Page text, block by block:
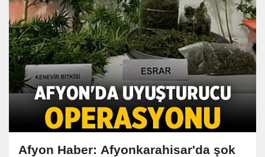
Afyon Haber: Afyonkarahisar'da şok